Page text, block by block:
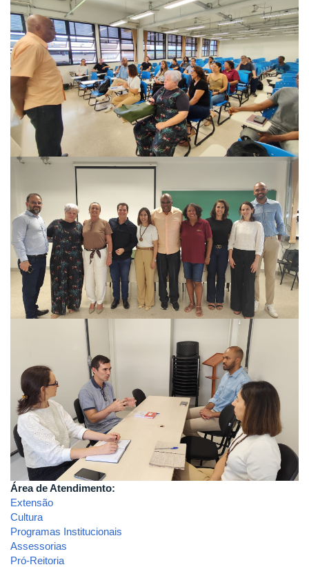
Área de Atendimento:
Extensão
Cultura
Programas Institucionais
Assessorias
Pró-Reitoria